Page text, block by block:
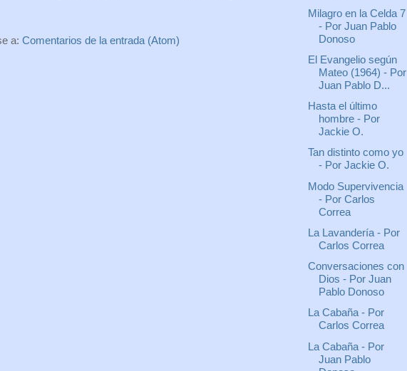
a: Comentarios de la entrada (Atom)
Milagro en la Celda 7
- Por Juan Pablo
Donoso
El Evangelio según
Mateo (1964) - Por
Juan Pablo D...
Hasta el último
hombre - Por
Jackie O.
Tan distinto como yo
- Por Jackie O.
Modo Supervivencia
- Por Carlos
Correa
La Lavandería - Por
Carlos Correa
Conversaciones con
Dios - Por Juan
Pablo Donoso
La Cabaña - Por
Carlos Correa
La Cabaña - Por
Juan Pablo